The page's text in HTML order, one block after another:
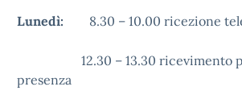
Lunedì: 8.30 – 10.00 ricezione
12.30 – 13.30 ricevimento
presenza